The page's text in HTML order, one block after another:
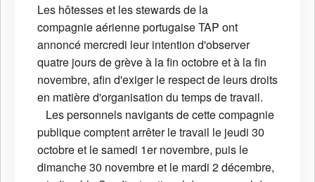
Les hôtesses et les stewards de la
compagnie aérienne portugaise TAP ont
annoncé mercredi leur intention d'observer
quatre jours de grève à la fin octobre et à la fin
novembre, afin d'exiger le respect de leurs droits
en matière d'organisation du temps de travail.
Les personnels navigants de cette compagnie
publique comptent arrêter le travail le jeudi 30
octobre et le samedi 1er novembre, puis le
dimanche 30 novembre et le mardi 2 décembre,